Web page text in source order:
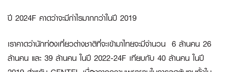
ปี 2024F คาดว่าจะมีกำไรมากกว่าในปี 2019
เราคาดว่านักท่องเที่ยวต่างชาติที่จะเข้ามาไทยจะมีจำนวน 6 ล้านคน 26
ล้านคน และ 39 ล้านคน ในปี 2022-24F เทียบกับ 40 ล้านคน ในปี